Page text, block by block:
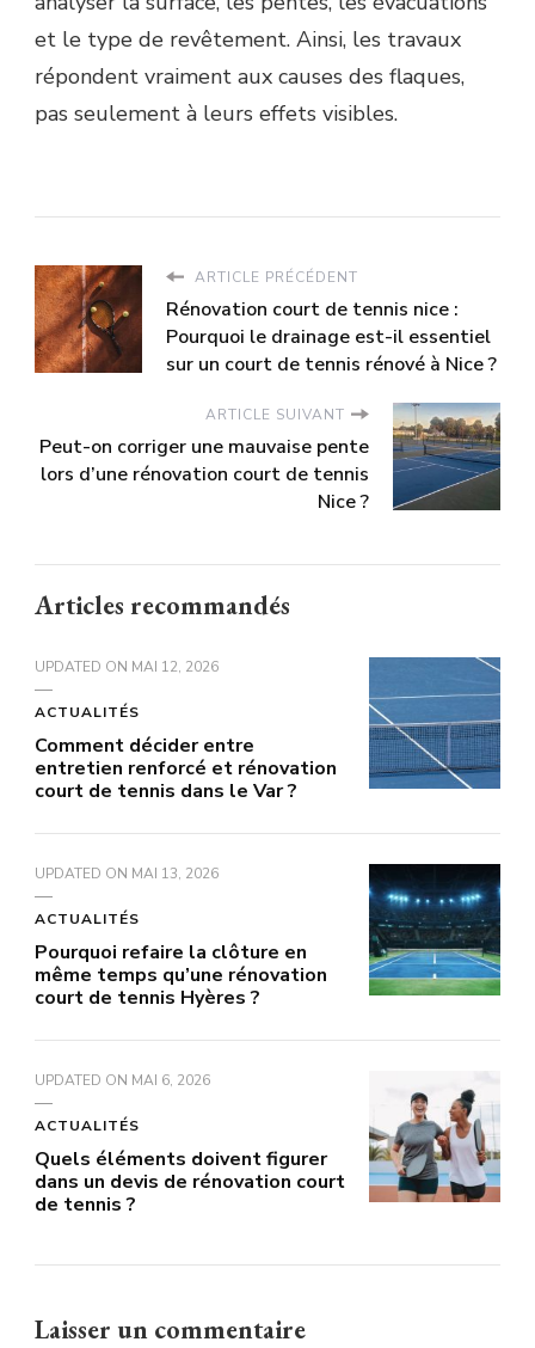
et le type de revêtement. Ainsi, les travaux
répondent vraiment aux causes des flaques,
pas seulement à leurs effets visibles.
ARTICLE PRÉCÉDENT
Rénovation court de tennis nice :
Pourquoi le drainage est-il essentiel
sur un court de tennis rénové à Nice ?
ARTICLE SUIVANT
Peut-on corriger une mauvaise pente
lors d’une rénovation court de tennis
Nice ?
Articles recommandés
UPDATED ON MAI 12, 2026
ACTUALITÉS
Comment décider entre
entretien renforcé et rénovation
court de tennis dans le Var ?
UPDATED ON MAI 13, 2026
ACTUALITÉS
Pourquoi refaire la clôture en
même temps qu’une rénovation
court de tennis Hyères ?
UPDATED ON MAI 6, 2026
ACTUALITÉS
Quels éléments doivent figurer
dans un devis de rénovation court
de tennis ?
Laisser un commentaire